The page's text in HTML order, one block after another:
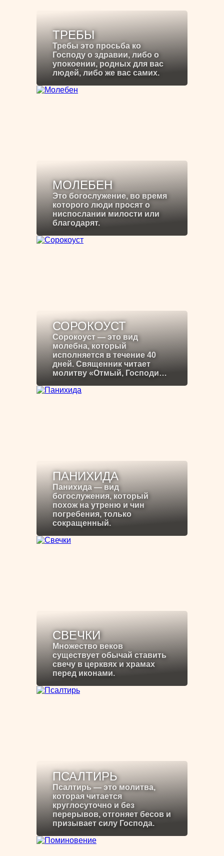
ТРЕБЫ
Требы это просьба ко
Господу о здравии, либо о
упокоении, родных для вас
людей, либо же вас самих.
МОЛЕБЕН
Это богослужение, во время
которого люди просят о
ниспослании милости или
благодарят.
СОРОКОУСТ
Сорокоуст — это вид
молебна, который
исполняется в течение 40
дней. Священник читает
молитву «Отмый, Господи…
ПАНИХИДА
Панихида — вид
богослужения, который
похож на утреню и чин
погребения, только
сокращенный.
СВЕЧКИ
Множество веков
существует обычай ставить
свечу в церквях и храмах
перед иконами.
ПСАЛТИРЬ
Псалтирь — это молитва,
которая читается
круглосуточно и без
перерывов, отгоняет бесов и
призывает силу Господа.